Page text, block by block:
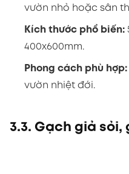
vườn nhỏ hoặc sân
Kích thước phổ biến:
400x600mm.
Phong cách phù hợp:
vườn nhiệt đới.
3.3. Gạch giả sỏi,